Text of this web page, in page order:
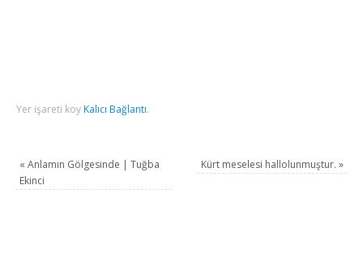
Yer işareti koy Kalıcı Bağlantı.
« Anlamın Gölgesinde | Tuğba
Ekinci
Kürt meselesi hallolunmuştur. »